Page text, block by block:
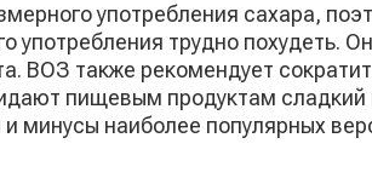
употребления сахара,
употребления трудно похудеть. Он
ВОЗ также рекомендует
пищевым продуктам сладкий
минусы наиболее популярных